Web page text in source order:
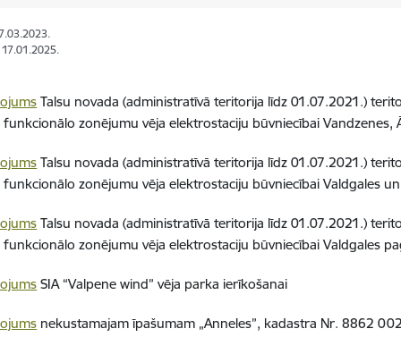
Talsu novada (administratīvā teritorija līdz 01.07.2021.)
zonējumu vēja elektrostaciju būvniecībai Vandzenes,
Talsu novada (administratīvā teritorija līdz 01.07.2021.)
zonējumu vēja elektrostaciju būvniecībai Valdgales
Talsu novada (administratīvā teritorija līdz 01.07.2021.)
zonējumu vēja elektrostaciju būvniecībai Valdgales
SIA “Valpene wind” vēja parka ierīkošanai
nekustamajam īpašumam „Anneles”, kadastra Nr. 8862